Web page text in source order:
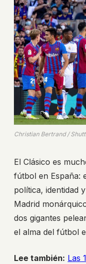
Christian Bertrand /
El Clásico es
fútbol en España:
política, identidad
Madrid
dos gigantes
el alma del fútbol
Lee también: Las